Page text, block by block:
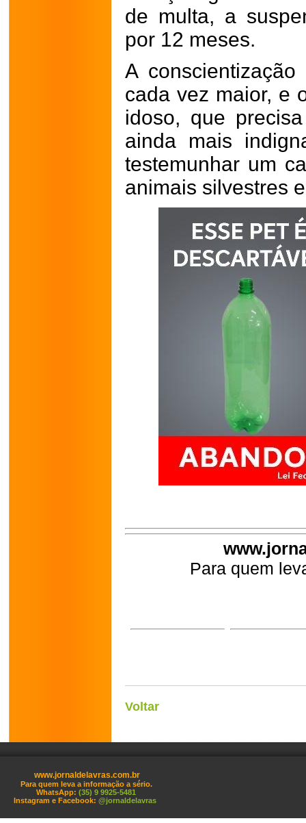
de multa, a
por 12 meses.
A
cada vez maior, e
idoso, que
ainda mais
testemunhar um
animais silvestres
Para quem
Voltar
www.jornaldelavras.com.br
Para quem leva a informação a sério.
WhatsApp: (35) 9 9925-5481
Instagram e Facebook: @jornaldelavras